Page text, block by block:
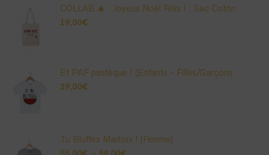
COLLAB 🎄 : Joyeux Noël Félix ! : Sac Coton
19,00€
Et PAF pastèque ! (Enfants - Filles/Garçons...
29,00€
Tu Bluffes Martoni ! (Femme)
–